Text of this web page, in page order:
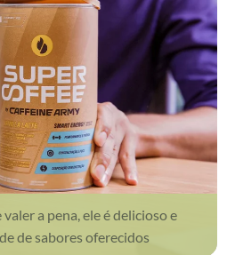
a pena, ele é delicioso e
de sabores oferecidos